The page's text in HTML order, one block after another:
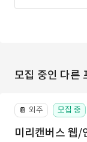
모집 중인 다른
📔 외주 모집 중
미리캔버스 웹/